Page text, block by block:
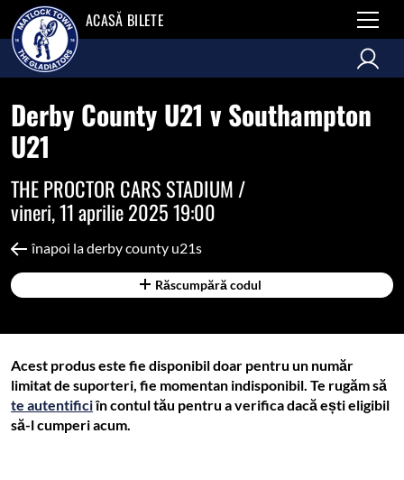
ACASĂ BILETE
Derby County U21 v Southampton
U21
THE PROCTOR CARS STADIUM /
vineri, 11 aprilie 2025 19:00
înapoi la derby county u21s
Răscumpără codul
Acest produs este fie disponibil doar pentru un număr
limitat de suporteri, fie momentan indisponibil. Te rugăm să
te autentificiîn contul tău pentru a verifica dacă ești eligibil
să-l cumperi acum.